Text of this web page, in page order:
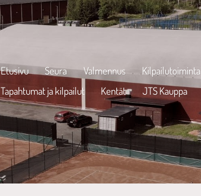
Etusivu Seura Valmennus Kilpailutoiminta
Tapahtumat ja kilpailut
Kentät JTS Kauppa